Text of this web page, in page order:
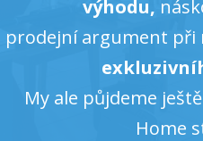
výhodu,
prodejní argument
My ale půjdeme
Home